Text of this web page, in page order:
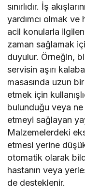
sınırlıdır. İş
yardımcı olmak
acil konularla
zaman sağlamak
duyulur. Örneğin,
servisin aşırı
masasında uzun
etmek için
bulunduğu veya ne
etmeyi sağlayan
Malzemelerdeki
etmesi yerine
otomatik olarak
hastanın veya
de desteklenir.